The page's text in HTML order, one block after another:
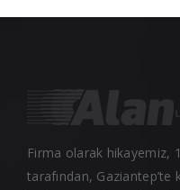
Firma olarak hikayemiz,
tarafından,